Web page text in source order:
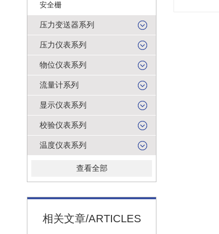
安全栅
压力变送器系列
压力仪表系列
物位仪表系列
流量计系列
显示仪表系列
校验仪表系列
温度仪表系列
查看全部
相关文章/ARTICLES